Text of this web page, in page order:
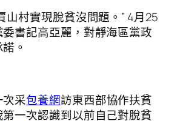
山村實現脫貧沒問題。” 4月25
委書記高亞麗，對靜海區黨政
。
次采包養網訪東西部協作扶貧
一次認識到以前自己對脫貧